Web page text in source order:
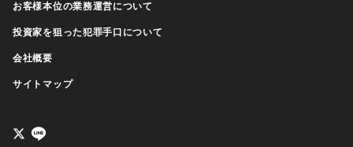
お客様本位の業務運営について
投資家を狙った犯罪手口について
会社概要
サイトマップ